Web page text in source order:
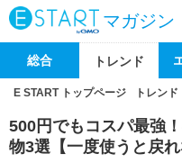
マガジン
総合 トレンド
E START トップページ トレンド
500円でもコスパ最強
物3選【一度使うと戻れ